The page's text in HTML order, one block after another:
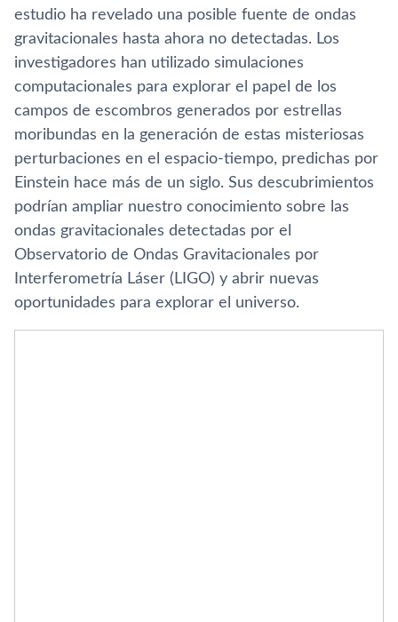
estudio ha revelado una posible fuente de ondas
gravitacionales hasta ahora no detectadas. Los
investigadores han utilizado simulaciones
computacionales para explorar el papel de los
campos de escombros generados por estrellas
moribundas en la generación de estas misteriosas
perturbaciones en el espacio-tiempo, predichas por
Einstein hace más de un siglo. Sus descubrimientos
podrían ampliar nuestro conocimiento sobre las
ondas gravitacionales detectadas por el
Observatorio de Ondas Gravitacionales por
Interferometría Láser (LIGO) y abrir nuevas
oportunidades para explorar el universo.